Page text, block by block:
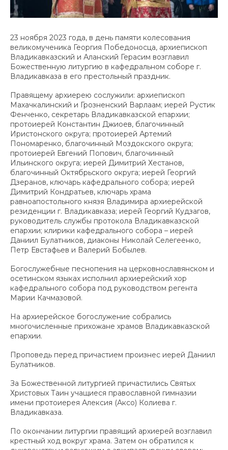
23 ноября 2023 года, в день памяти колесования
великомученика Георгия Победоносца, архиепископ
Владикавказский и Аланский Герасим возглавил
Божественную литургию в кафедральном соборе г.
Владикавказа в его престольный праздник.
Правящему архиерею сослужили: архиепископ
Махачкалинский и Грозненский Варлаам; иерей Рустик
Фенченко, секретарь Владикавказской епархии;
протоиерей Константин Джиоев, благочинный
Иристонского округа; протоиерей Артемий
Пономаренко, благочинный Моздокского округа;
протоиерей Евгений Попович, благочинный
Ильинского округа; иерей Димитрий Хестанов,
благочинный Октябрьского округа; иерей Георгий
Дзеранов, ключарь кафедрального собора; иерей
Димитрий Кондратьев, ключарь храма
равноапостольного князя Владимира архиерейской
резиденции г. Владикавказа; иерей Георгий Кудзагов,
руководитель службы протокола Владикавказской
епархии; клирики кафедрального собора – иерей
Даниил Булатников, диаконы Николай Селегеенко,
Петр Евстафьев и Валерий Бобылев.
Богослужебные песнопения на церковнославянском и
осетинском языках исполнил архиерейский хор
кафедрального собора под руководством регента
Марии Качмазовой.
На архиерейское богослужение собрались
многочисленные прихожане храмов Владикавказской
епархии.
Проповедь перед причастием произнес иерей Даниил
Булатников.
За Божественной литургией причастились Святых
Христовых Таин учащиеся православной гимназии
имени протоиерея Алексия (Аксо) Колиева г.
Владикавказа.
По окончании литургии правящий архиерей возглавил
крестный ход вокруг храма. Затем он обратился к